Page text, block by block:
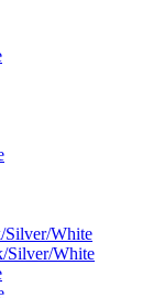
White
White